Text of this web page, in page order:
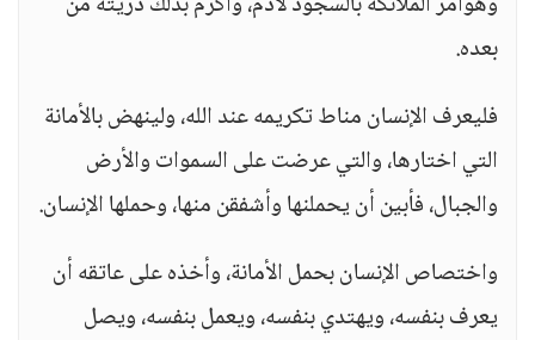
بعده.
فليعرف الإنسان مناط تكريمه عند الله، ولينهض بالأمانة
التي اختارها، والتي عرضت على السموات والأرض
والجبال، فأبين أن يحملنها وأشفقن منها، وحملها الإنسان.
واختصاص الإنسان بحمل الأمانة، وأخذه على عاتقه أن
يعرف بنفسه، ويهتدي بنفسه، ويعمل بنفسه، ويصل